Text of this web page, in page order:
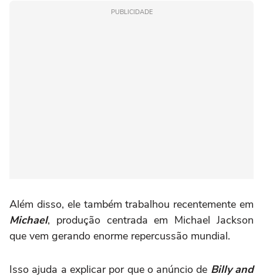
PUBLICIDADE
Além disso, ele também trabalhou recentemente em
Michael, produção centrada em Michael Jackson
que vem gerando enorme repercussão mundial.
Isso ajuda a explicar por que o anúncio de Billy and